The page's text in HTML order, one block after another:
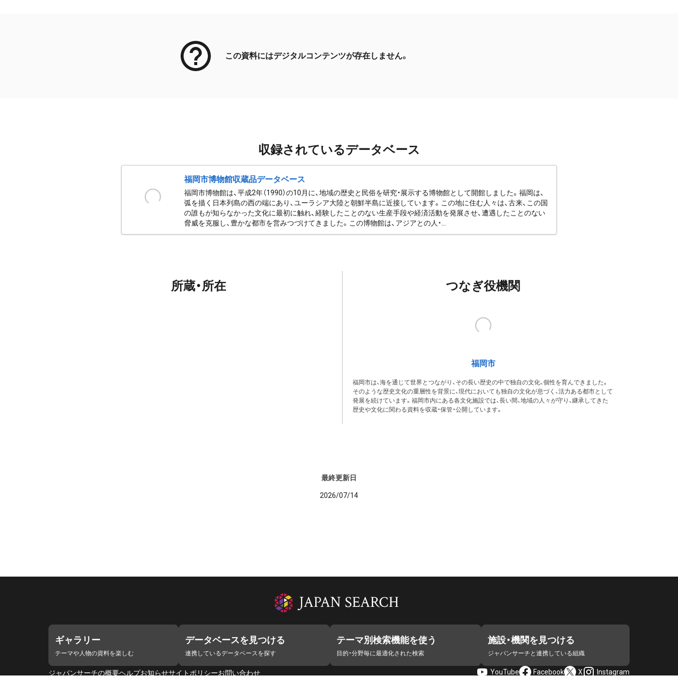
この資料にはデジタルコンテンツが存在しません。
収録されているデータベース
福岡市博物館収蔵品データベース
福岡市博物館は、平成2年（1990）の10月に、地域の歴史と民俗を研究・展示する博物館として開館しました。福岡は、
弧を描く日本列島の西の端にあり、ユーラシア大陸と朝鮮半島に近接しています。この地に住む人々は、古来、この国
の誰もが知らなかった文化に最初に触れ、経験したことのない生産手段や経済活動を発展させ、遭遇したことのない
脅威を克服し、豊かな都市を営みつづけてきました。この博物館は、アジアとの人・...
所蔵・所在 つなぎ役機関
福岡市
福岡市は、海を通じて世界とつながり、その長い歴史の中で独自の文化、個性を育んできました。
そのような歴史文化の重層性を背景に、現代においても独自の文化が息づく、活力ある都市として
発展を続けています。福岡市内にある各文化施設では、長い間、地域の人々が守り、継承してきた
歴史や文化に関わる資料を収蔵・保管・公開しています。
最終更新日
2026/07/14
ギャラリー
テーマや人物の資料を楽しむ
データベースを見つける
連携しているデータベースを探す
テーマ別検索機能を使う
目的・分野毎に最適化された検索
施設・機関を見つける
ジャパンサーチと連携している組織
ジャパンサーチの概要ヘルプお知らせサイトポリシーお問い合わせ YouTube Facebook X Instagram